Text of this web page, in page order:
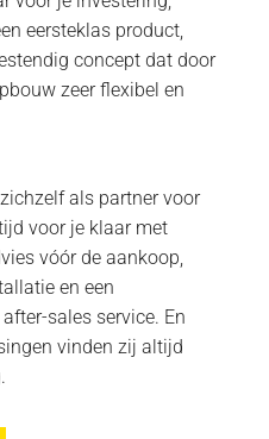
eersteklas product,
concept dat door
zeer flexibel en
als partner voor
voor je klaar met
vóór de aankoop,
en een
sales service. En
vinden zij altijd